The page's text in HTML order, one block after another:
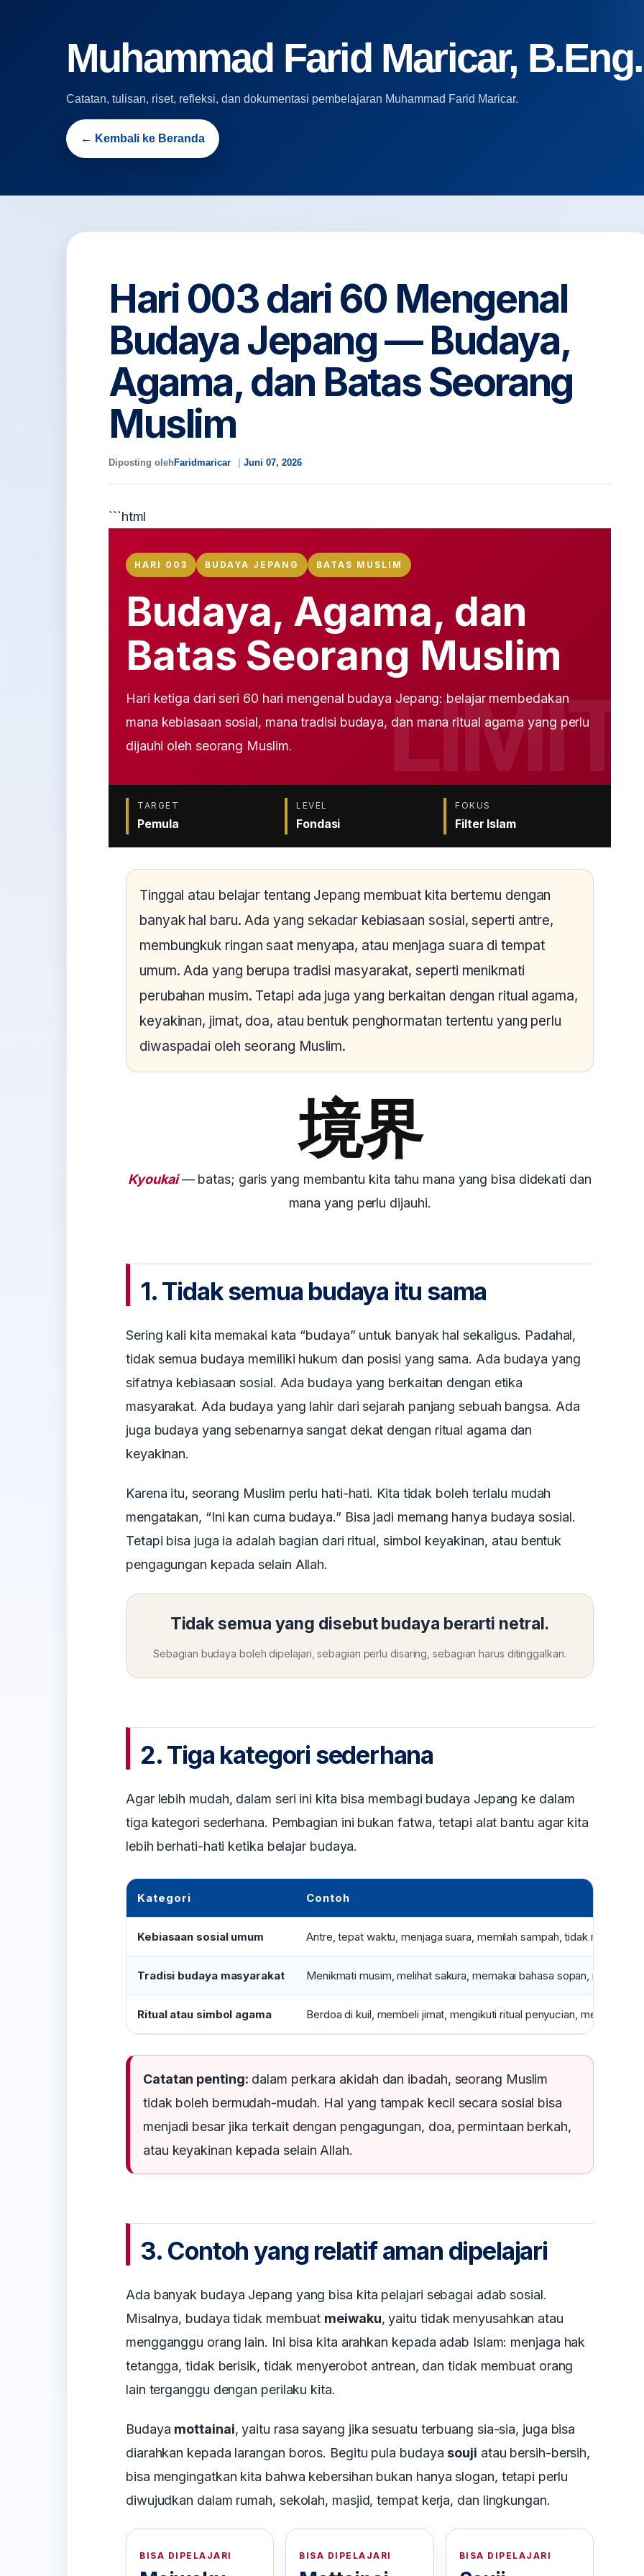
Muhammad Farid Maricar,
Catatan, tulisan, riset, refleksi, dan dokumentasi pembelajaran Muhammad Farid Maricar.
← Kembali ke Beranda
Hari 003 dari 60 Mengenal
Budaya Jepang — Budaya,
Agama, dan Batas Seorang
Muslim
Diposting oleh Faridmaricar Juni 07, 2026
```html
HARI 003 BUDAYA JEPANG BATAS MUSLIM
Budaya, Agama, dan
Batas Seorang Muslim
Hari ketiga dari seri 60 hari mengenal budaya Jepang: belajar membedakan
mana kebiasaan sosial, mana tradisi budaya, dan mana ritual agama yang perlu
dijauhi oleh seorang Muslim.
TARGET
Pemula
LEVEL
Fondasi
FOKUS
Filter Islam
Tinggal atau belajar tentang Jepang membuat kita bertemu dengan
banyak hal baru. Ada yang sekadar kebiasaan sosial, seperti antre,
membungkuk ringan saat menyapa, atau menjaga suara di tempat
umum. Ada yang berupa tradisi masyarakat, seperti menikmati
perubahan musim. Tetapi ada juga yang berkaitan dengan ritual agama,
keyakinan, jimat, doa, atau bentuk penghormatan tertentu yang perlu
diwaspadai oleh seorang Muslim.
境界
Kyoukai— batas; garis yang membantu kita tahu mana yang bisa didekati dan
mana yang perlu dijauhi.
1. Tidak semua budaya itu sama
Sering kali kita memakai kata “budaya” untuk banyak hal sekaligus. Padahal,
tidak semua budaya memiliki hukum dan posisi yang sama. Ada budaya yang
sifatnya kebiasaan sosial. Ada budaya yang berkaitan dengan etika
masyarakat. Ada budaya yang lahir dari sejarah panjang sebuah bangsa. Ada
juga budaya yang sebenarnya sangat dekat dengan ritual agama dan
keyakinan.
Karena itu, seorang Muslim perlu hati-hati. Kita tidak boleh terlalu mudah
mengatakan, “Ini kan cuma budaya.” Bisa jadi memang hanya budaya sosial.
Tetapi bisa juga ia adalah bagian dari ritual, simbol keyakinan, atau bentuk
pengagungan kepada selain Allah.
Tidak semua yang disebut budaya berarti netral.
Sebagian budaya boleh dipelajari, sebagian perlu disaring, sebagian harus ditinggalkan.
2. Tiga kategori sederhana
Agar lebih mudah, dalam seri ini kita bisa membagi budaya Jepang ke dalam
tiga kategori sederhana. Pembagian ini bukan fatwa, tetapi alat bantu agar kita
lebih berhati-hati ketika belajar budaya.
Kategori Contoh
Kebiasaan sosial umum Antre, tepat waktu, menjaga suara, memilah sampah, tidak
Tradisi budaya masyarakat Menikmati musim, melihat sakura, memakai bahasa sopan, membawa
Ritual atau simbol agama Berdoa di kuil, membeli jimat, mengikuti ritual penyucian, meminta
Catatan penting: dalam perkara akidah dan ibadah, seorang Muslim
tidak boleh bermudah-mudah. Hal yang tampak kecil secara sosial bisa
menjadi besar jika terkait dengan pengagungan, doa, permintaan berkah,
atau keyakinan kepada selain Allah.
3. Contoh yang relatif aman dipelajari
Ada banyak budaya Jepang yang bisa kita pelajari sebagai adab sosial.
Misalnya, budaya tidak membuat meiwaku, yaitu tidak menyusahkan atau
mengganggu orang lain. Ini bisa kita arahkan kepada adab Islam: menjaga hak
tetangga, tidak berisik, tidak menyerobot antrean, dan tidak membuat orang
lain terganggu dengan perilaku kita.
Budaya mottainai, yaitu rasa sayang jika sesuatu terbuang sia-sia, juga bisa
diarahkan kepada larangan boros. Begitu pula budaya souji atau bersih-bersih,
bisa mengingatkan kita bahwa kebersihan bukan hanya slogan, tetapi perlu
diwujudkan dalam rumah, sekolah, masjid, tempat kerja, dan lingkungan.
BISA DIPELAJARI BISA DIPELAJARI BISA DIPELAJARI